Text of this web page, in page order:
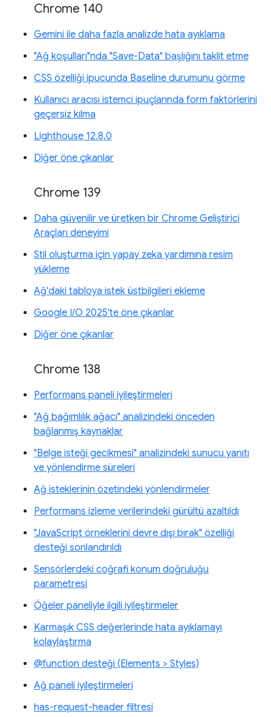
Chrome 140
Gemini ile daha fazla analizde hata ayıklama
"Ağ koşulları"nda "Save-Data" başlığını taklit etme
CSS özelliği ipucunda Baseline durumunu görme
Kullanıcı aracısı istemci ipuçlarında form faktörlerini
geçersiz kılma
Lighthouse 12.8.0
Diğer öne çıkanlar
Chrome 139
Daha güvenilir ve üretken bir Chrome Geliştirici
Araçları deneyimi
Stil oluşturma için yapay zeka yardımına resim
yükleme
Ağ'daki tabloya istek üstbilgileri ekleme
Google I/O 2025'te öne çıkanlar
Diğer öne çıkanlar
Chrome 138
Performans paneli iyileştirmeleri
"Ağ bağımlılık ağacı" analizindeki önceden
bağlanmış kaynaklar
"Belge isteği gecikmesi" analizindeki sunucu yanıtı
ve yönlendirme süreleri
Ağ isteklerinin özetindeki yönlendirmeler
Performans izleme verilerindeki gürültü azaltıldı
"JavaScript örneklerini devre dışı bırak" özelliği
desteği sonlandırıldı
Sensörlerdeki coğrafi konum doğruluğu
parametresi
Öğeler paneliyle ilgili iyileştirmeler
Karmaşık CSS değerlerinde hata ayıklamayı
kolaylaştırma
@function desteği (Elements > Styles)
Ağ paneli iyileştirmeleri
has-request-header filtresi